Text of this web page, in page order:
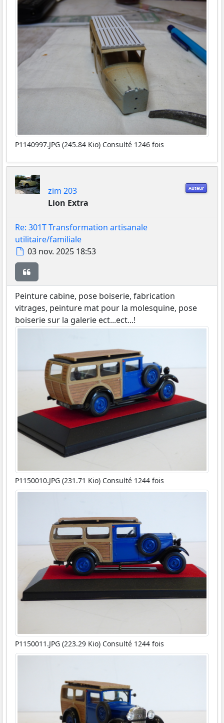
P1140997.JPG (245.84 Kio) Consulté 1246 fois
Auteur
zim 203
Lion Extra
Re: 301T Transformation artisanale
utilitaire/familiale
Message
03 nov. 2025 18:53
Peinture cabine, pose boiserie, fabrication
vitrages, peinture mat pour la molesquine, pose
boiserie sur la galerie ect...ect...!
P1150010.JPG (231.71 Kio) Consulté 1244 fois
P1150011.JPG (223.29 Kio) Consulté 1244 fois